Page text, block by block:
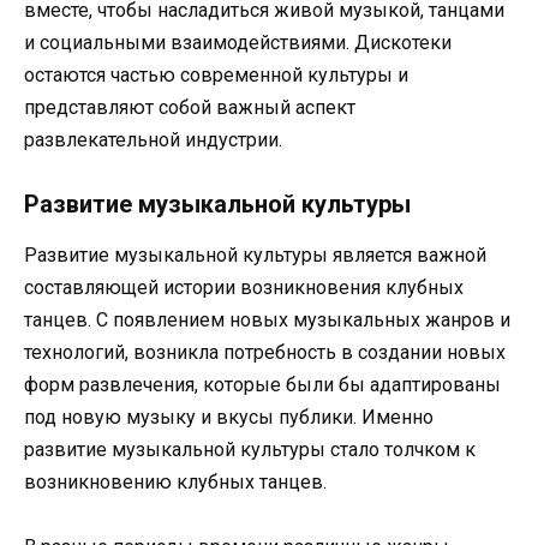
вместе, чтобы насладиться живой музыкой, танцами
и социальными взаимодействиями. Дискотеки
остаются частью современной культуры и
представляют собой важный аспект
развлекательной индустрии.
Развитие музыкальной культуры
Развитие музыкальной культуры является важной
составляющей истории возникновения клубных
танцев. С появлением новых музыкальных жанров и
технологий, возникла потребность в создании новых
форм развлечения, которые были бы адаптированы
под новую музыку и вкусы публики. Именно
развитие музыкальной культуры стало толчком к
возникновению клубных танцев.